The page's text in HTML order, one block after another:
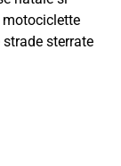
sterrate